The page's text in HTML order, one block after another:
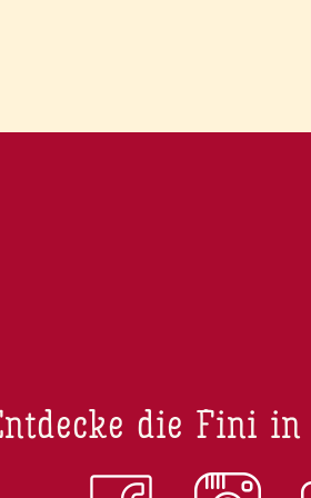
die Fini